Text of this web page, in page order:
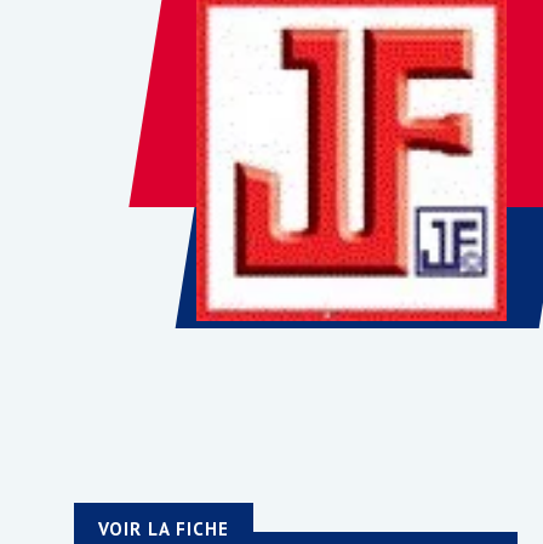
VOIR LA FICHE